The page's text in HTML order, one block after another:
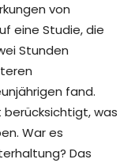
von
eine Studie, die
Stunden
fand.
berücksichtigt, was
War es
Das